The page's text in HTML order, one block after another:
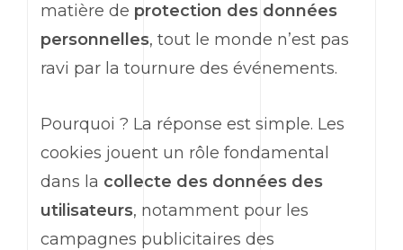
matière de protection des données
personnelles, tout le monde n’est pas
ravi par la tournure des événements.
Pourquoi ? La réponse est simple. Les
cookies jouent un rôle fondamental
dans la collecte des données des
utilisateurs, notamment pour les
campagnes publicitaires des